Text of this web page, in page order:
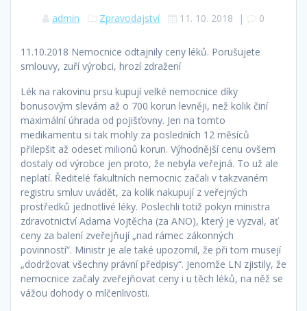
admin Zpravodajství 11. 10. 2018 | 0
11.10.2018 Nemocnice odtajnily ceny léků. Porušujete
smlouvy, zuří výrobci, hrozí zdražení
Lék na rakovinu prsu kupují velké nemocnice díky
bonusovým slevám až o 700 korun levněji, než kolik činí
maximální úhrada od pojišťovny. Jen na tomto
medikamentu si tak mohly za posledních 12 měsíců
přilepšit až o­deset milionů korun. Výhodnější cenu ovšem
dostaly od výrobce jen proto, že nebyla veřejná. To už ale
neplatí. Ředitelé fakultních nemocnic začali v takzvaném
registru smluv uvádět, za kolik nakupují z veřejných
prostředků jednotlivé léky. Poslechli totiž pokyn ministra
zdravotnictví Adama Vojtěcha (za ANO), který je vyzval, ať
ceny za balení zveřejňují „nad rámec zákonných
povinností“. Ministr je ale také upozornil, že při tom musejí
„dodržovat všechny právní předpisy“. Jenomže LN zjistily, že
nemocnice začaly zveřejňovat ceny i u těch léků, na něž se
vážou dohody o mlčenlivosti.